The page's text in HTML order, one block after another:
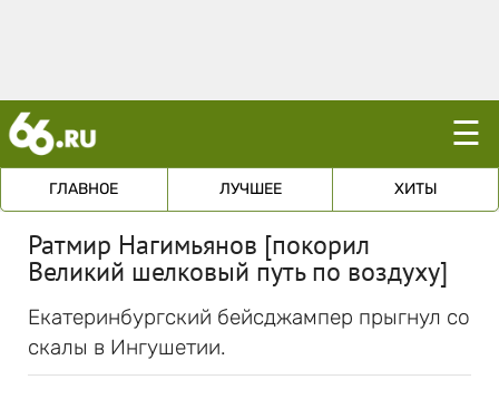
☰
ГЛАВНОЕ ЛУЧШЕЕ ХИТЫ
Ратмир Нагимьянов [покорил
Великий шелковый путь по воздуху]
Екатеринбургский бейсджампер прыгнул со
скалы в Ингушетии.